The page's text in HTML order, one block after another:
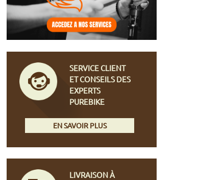
SERVICE CLIENT
ET CONSEILS DES
EXPERTS
PUREBIKE
EN SAVOIR PLUS
LIVRAISON À